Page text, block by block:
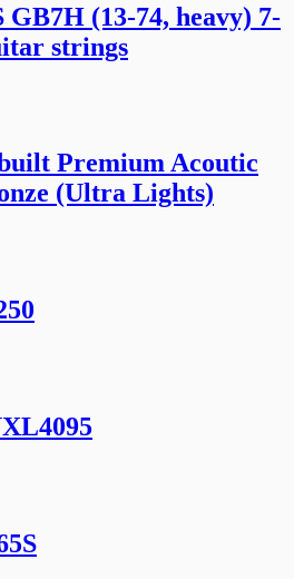
(13-74, heavy) 7-
strings
Premium Acoutic
(Ultra Lights)